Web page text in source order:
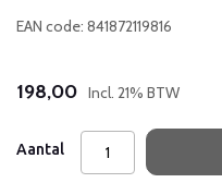
EAN code: 841872119816
198,00 Incl. 21% BTW
Aantal